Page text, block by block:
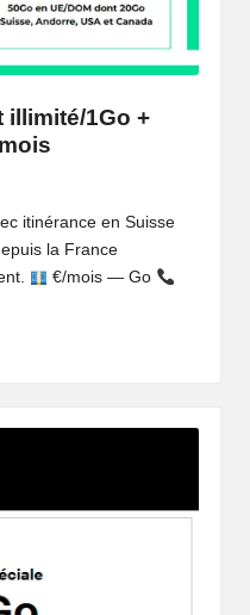
illimité/1Go +
itinérance en Suisse
la France
€/mois — Go